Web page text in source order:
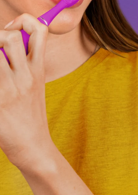
畅销产品
预计送达日期8/9/26
预计送达日期8/8/26
预计送达日期 8/8/26
预计送达日期 8/11/26
预计送达日期 8/8/26
预计送达日期
预计送达日期